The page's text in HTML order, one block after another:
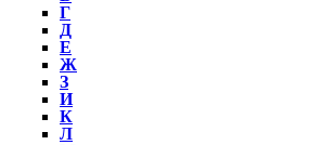
Г
Д
Е
Ж
З
И
К
Л